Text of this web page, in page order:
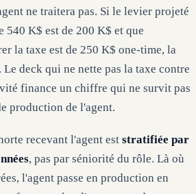
ne traitera pas. Si le levier projeté
540 K$ est de 200 K$ et que
la taxe est de 250 K$ one-time, la
deck qui ne nette pas la taxe contre
finance un chiffre qui ne survit pas
production de l'agent.
recevant l'agent est stratifiée par
, pas par séniorité du rôle. Là où
l'agent passe en production en